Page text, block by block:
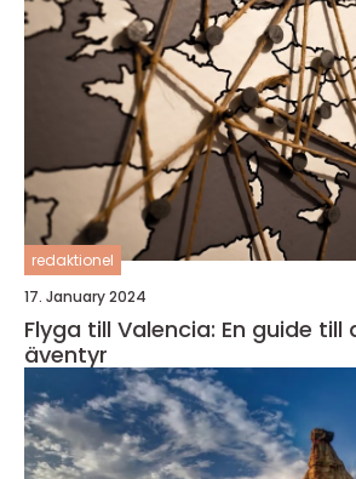
redaktionel
17. January 2024
Flyga till Valencia: En guide
äventyr